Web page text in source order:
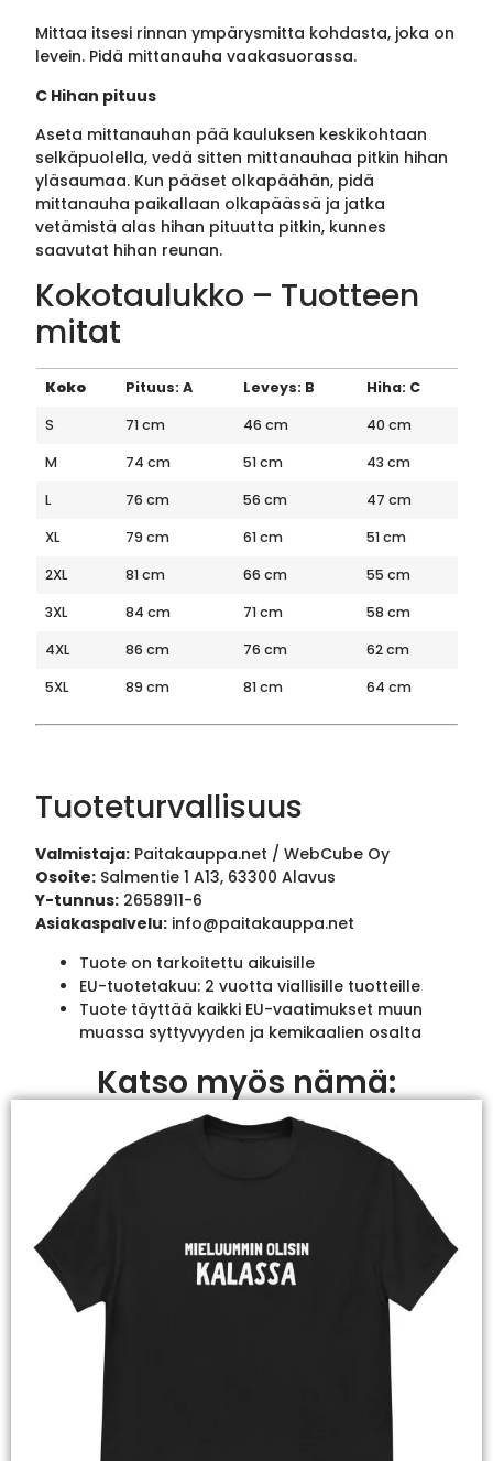
Mittaa itsesi rinnan ympärysmitta kohdasta, joka on
levein. Pidä mittanauha vaakasuorassa.
C Hihan pituus
Aseta mittanauhan pää kauluksen keskikohtaan
selkäpuolella, vedä sitten mittanauhaa pitkin hihan
yläsaumaa. Kun pääset olkapäähän, pidä
mittanauha paikallaan olkapäässä ja jatka
vetämistä alas hihan pituutta pitkin, kunnes
saavutat hihan reunan.
Kokotaulukko – Tuotteen
mitat
Koko Pituus: A Leveys: B
Hiha: C
S
71 cm 46 cm
40 cm
M
74 cm 51 cm
43 cm
L
76 cm 56 cm
47 cm
XL
79 cm 61 cm
51 cm
2XL
81 cm 66 cm
55 cm
3XL
84 cm 71 cm
58 cm
4XL
86 cm 76 cm
62 cm
5XL
89 cm 81 cm 64 cm
Tuoteturvallisuus
Valmistaja: Paitakauppa.net / WebCube Oy
Osoite: Salmentie 1 A13, 63300 Alavus
Y-tunnus: 2658911-6
Asiakaspalvelu: info@paitakauppa.net
Tuote on tarkoitettu aikuisille
EU-tuotetakuu: 2 vuotta viallisille tuotteille
Tuote täyttää kaikki EU-vaatimukset muun
muassa syttyvyyden ja kemikaalien osalta
Katso myös nämä: